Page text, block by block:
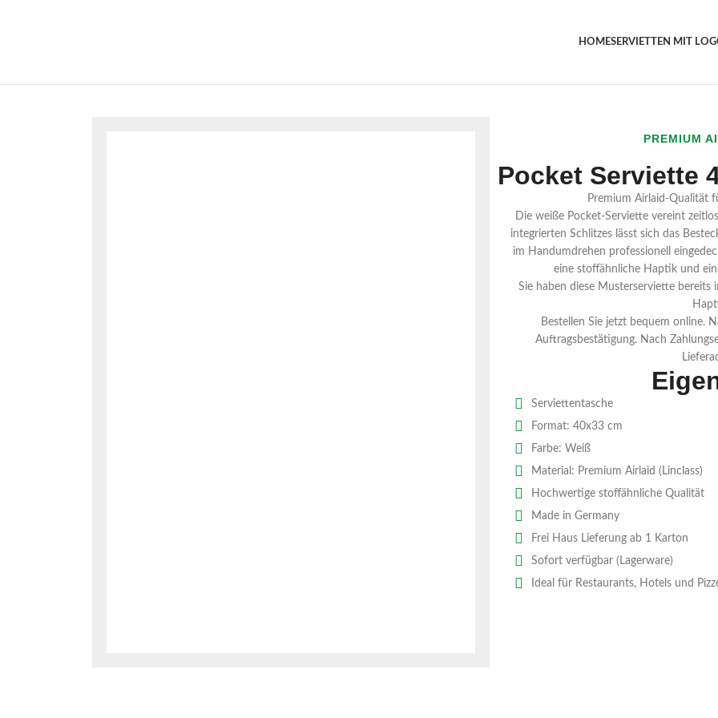
HOMESERVIETTEN MIT
PREMIUM
Pocket Serviette
Premium Airlaid-Qualität
Die weiße Pocket-Serviette vereint
integrierten Schlitzes lässt sich das
im Handumdrehen professionell
eine stoffähnliche Haptik und
Sie haben diese Musterserviette
Bestellen Sie jetzt bequem online.
Auftragsbestätigung. Nach
Serviettentasche
Format: 40x33 cm
Farbe: Weiß
Material: Premium Airlaid (Linclass)
Hochwertige stoffähnliche Qualität
Made in Germany
Frei Haus Lieferung ab 1 Karton
Sofort verfügbar (Lagerware)
Ideal für Restaurants, Hotels und